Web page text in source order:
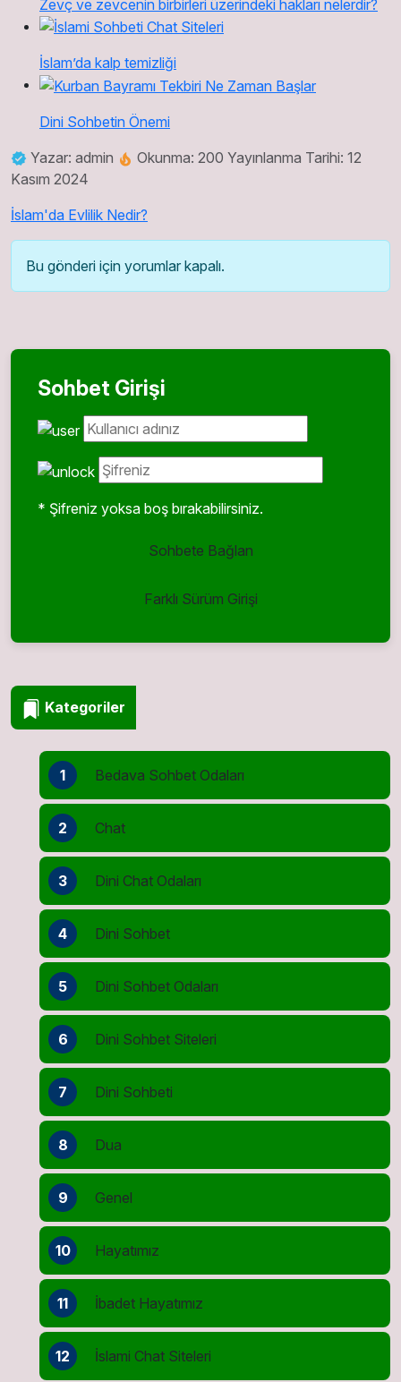
Zevç ve zevcenin birbirleri üzerindeki hakları nelerdir?
İslam’da kalp temizliği
Dini Sohbetin Önemi
Yazar: admin
Okunma: 200 Yayınlanma Tarihi: 12
Kasım 2024
İslam'da Evlilik Nedir?
Bu gönderi için yorumlar kapalı.
Sohbet Girişi
* Şifreniz yoksa boş bırakabilirsiniz.
Sohbete Bağlan
Farklı Sürüm Girişi
Kategoriler
1 Bedava Sohbet Odaları
2 Chat
3 Dini Chat Odaları
4 Dini Sohbet
5 Dini Sohbet Odaları
6 Dini Sohbet Siteleri
7 Dini Sohbeti
8 Dua
9 Genel
10 Hayatımız
11 İbadet Hayatımız
12 İslami Chat Siteleri